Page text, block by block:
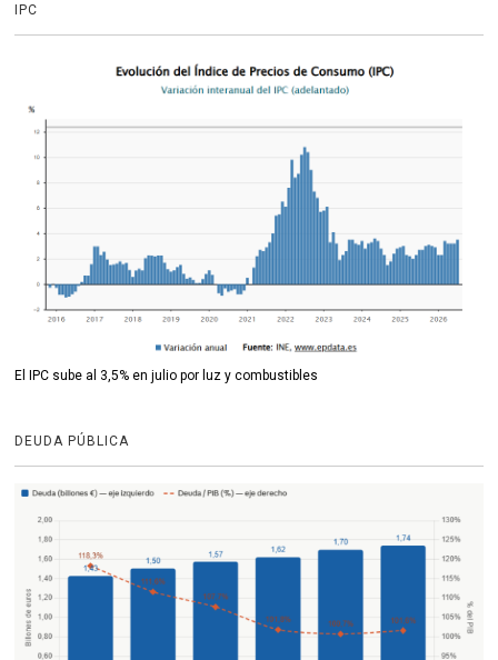
IPC
El IPC sube al 3,5% en julio por luz y combustibles
DEUDA PÚBLICA